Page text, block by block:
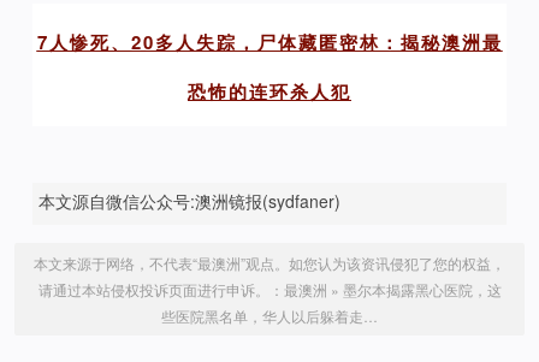
7人惨死、20多人失踪，尸体藏匿密林：揭秘澳洲最
恐怖的连环杀人犯
本文源自微信公众号:澳洲镜报(sydfaner)
本文来源于网络，不代表“最澳洲”观点。如您认为该资讯侵犯了您的权益，
请通过本站侵权投诉页面进行申诉。： 最澳洲 » 墨尔本揭露黑心医院，这
些医院黑名单，华人以后躲着走…